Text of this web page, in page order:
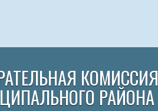
КОМИССИЯ
РАЙОНА